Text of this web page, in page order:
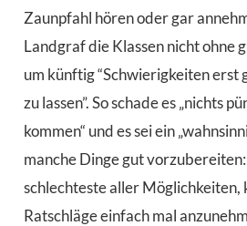
Zaunpfahl hören oder gar
Landgraf die Klassen nicht ohne
um künftig “Schwierigkeiten erst
zu lassen”. So schade es „nichts
kommen“ und es sei ein
manche Dinge gut vorzubereiten:
schlechteste aller Möglichkeiten,
Ratschläge einfach mal